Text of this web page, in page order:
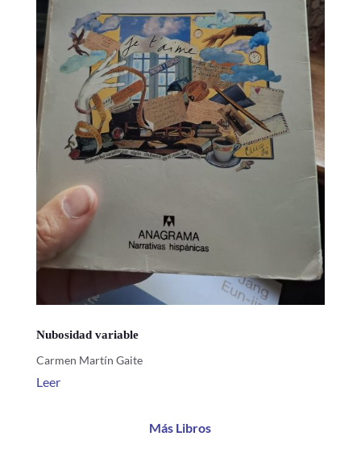
Nubosidad variable
Carmen Martín Gaite
Leer
Más Libros